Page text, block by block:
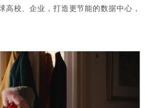
高校、企业，打造更节能的数据中心，